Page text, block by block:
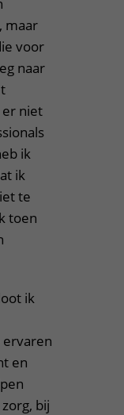
maar
voor
naar
er niet
ik
ik
te
toen
ik
ervaren
en
bij